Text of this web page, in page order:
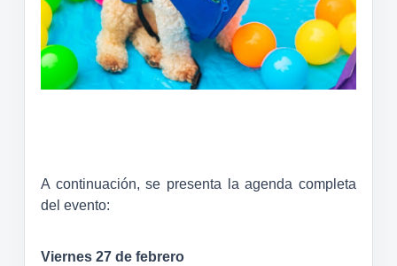
A continuación, se presenta la agenda completa
del evento:
Viernes 27 de febrero